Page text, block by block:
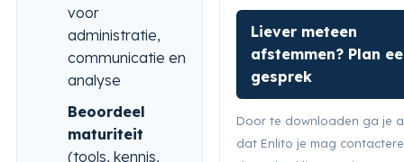
voor
administratie,
communicatie en
analyse
Beoordeel
maturiteit
(tools, kennis,
Liever meteen
afstemmen? Plan
gesprek
Door te downloaden ga je
dat Enlito je mag